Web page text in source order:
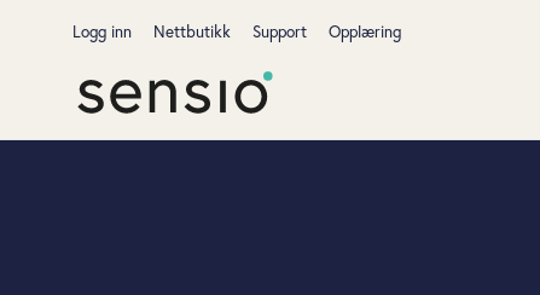
Logg inn Nettbutikk Support Opplæring